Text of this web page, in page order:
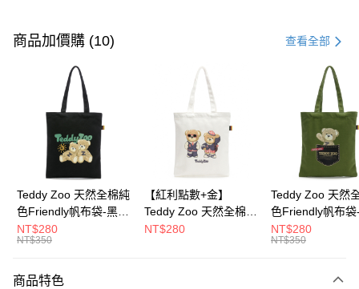
信用卡一次付款
超商取貨付款
Apple Pay
街口支付
大哥付你分期
相關說明
2.付款方式選擇「大哥付你分期」，訂單成立後會自動跳轉到大哥付的交易
商品加價購 (10) 查看全部
Teddy Zoo 天然全棉純
色Friendly帆布袋-黑色
(TZB107)
NT$280
NT$350
【紅利點數+金】
Teddy Zoo 天然全棉純
色Friendly帆布袋-白色
NT$280
Teddy Zoo 天然
色Friendly帆布袋
色(TZB107)
NT$280
NT$350
商品特色